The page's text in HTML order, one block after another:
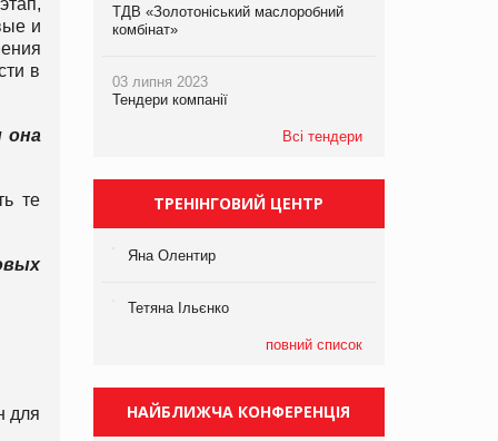
и
в
она
те
для
ТДВ «Золотоніський маслоробний
комбінат»
03 липня 2023
Тендери компанії
Всі тендери
ТРЕНІНГОВИЙ ЦЕНТР
Яна Олентир
Тетяна Ільєнко
повний список
НАЙБЛИЖЧА КОНФЕРЕНЦІЯ